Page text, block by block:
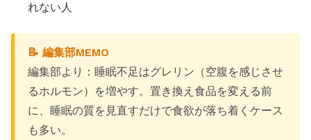
れない人
📝 編集部MEMO
編集部より：睡眠不足はグレリン（空腹を感じさせ
るホルモン）を増やす。置き換え食品を変える前
に、睡眠の質を見直すだけで食欲が落ち着くケース
も多い。